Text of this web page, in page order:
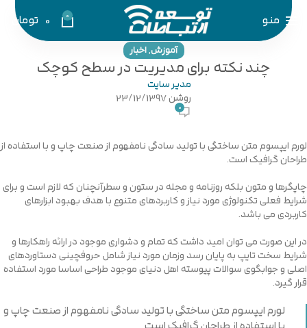
منو 0
0 تومان
آموزش,اخبار
چند نکته برای مدیریت در سطح کوچک
مدیر سایت
روشن 23/12/1397
0
لورم ایپسوم متن ساختگی با تولید سادگی نامفهوم از صنعت چاپ و با استفاده از
طراحان گرافیک است.
چاپگرها و متون بلکه روزنامه و مجله در ستون و سطرآنچنان که لازم است و برای
شرایط فعلی تکنولوژی مورد نیاز و کاربردهای متنوع با هدف بهبود ابزارهای
کاربردی می باشد.
در این صورت می توان امید داشت که تمام و دشواری موجود در ارائه راهکارها و
شرایط سخت تایپ به پایان رسد وزمان مورد نیاز شامل حروفچینی دستاوردهای
اصلی و جوابگوی سوالات پیوسته اهل دنیای موجود طراحی اساسا مورد استفاده
قرار گیرد.
لورم ایپسوم متن ساختگی با تولید سادگی نامفهوم از صنعت چاپ و